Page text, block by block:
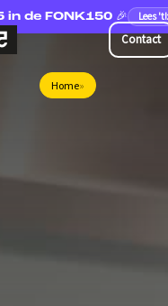
in de FONK150 🎉 Lees 't!
Contact
Home»
Contact